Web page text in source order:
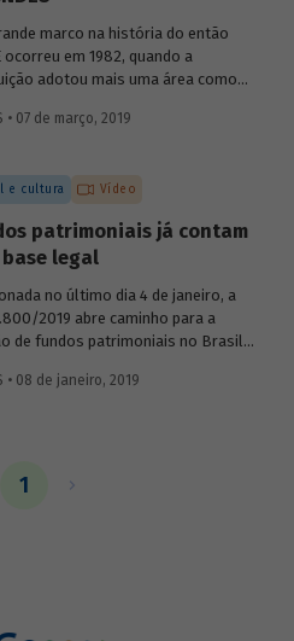
S de "social" incorporado a sua
anos 1980.
marco na história do então
ocorreu em 1982, quando a
adotou mais uma área como
Nacional de Desenvolvimento
os problemas sociais, ao
eles pareciam ter se agravado
Era preciso conciliar
econômico e
social. Conheça um
sobre a atuação da instituição na
da inclusão social ao longo de
• 07 de março, 2019
e cultura Vídeo
patrimoniais já contam
base legal
no último dia 4 de janeiro, a
2019 abre caminho para a
de fundos patrimoniais no Brasil.
de discussão do tema e
do Departamento de Educação
• 08 de janeiro, 2019
1